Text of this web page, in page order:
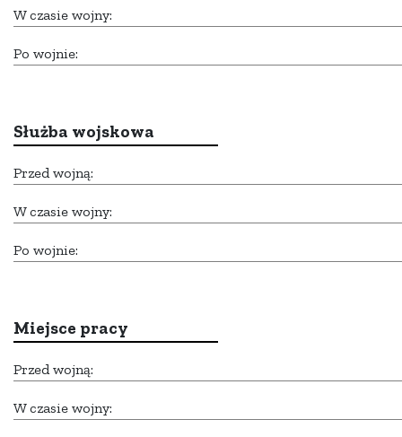
W czasie wojny:
Po wojnie:
Służba wojskowa
Przed wojną:
W czasie wojny:
Po wojnie:
Miejsce pracy
Przed wojną:
W czasie wojny: